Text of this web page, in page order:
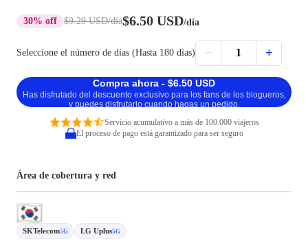
30% off $9.29 USD/día$6.50 USD/día
Seleccione el número de días (Hasta 180 días) − 1 +
Compra ahora - $6.50 USD
Has disfrutado del descuento exclusivo para los fans de los blogueros,
y puedes disfrutarlo cuando hagas un pedido.
Servicio acumulativo a más de 100.000 viajeros
El proceso de pago está garantizado para ser seguro
Área de cobertura y red
SKTelecom5G LG Uplus5G